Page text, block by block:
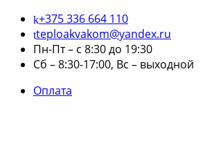
+375 336 664 110
teploakvakom@yandex.ru
Пн-Пт – с 8:30 до 19:30
Сб – 8:30-17:00, Вс – выходной
Оплата